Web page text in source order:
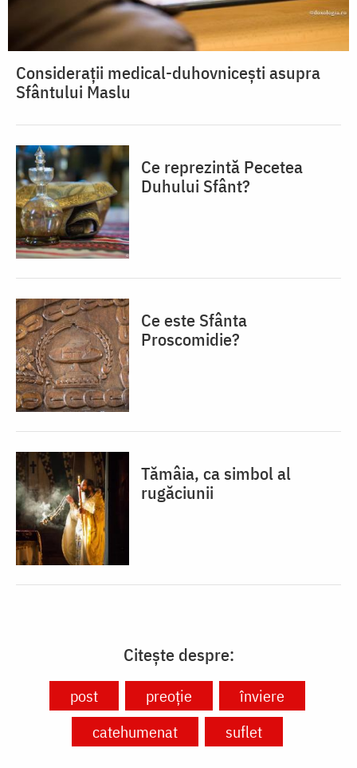
Considerații medical-duhovnicești asupra
Sfântului Maslu
Ce reprezintă Pecetea
Duhului Sfânt?
Ce este Sfânta
Proscomidie?
Tămâia, ca simbol al
rugăciunii
Citește despre:
post preoție
înviere
catehumenat
suflet